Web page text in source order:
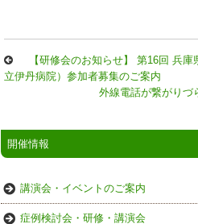
【研修会のお知らせ】 第16回 兵
立伊丹病院）参加者募集のご案内
外線電話が繋がりづ
開催情報
講演会・イベントのご案内
症例検討会・研修・講演会